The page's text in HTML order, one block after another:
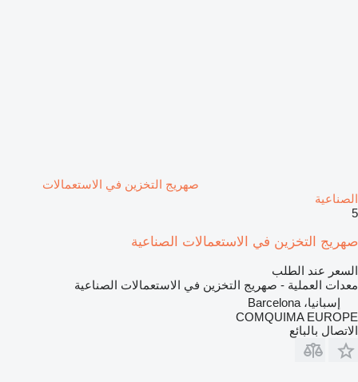
صهريج التخزين في الاستعمالات
الصناعية
5
صهريج التخزين في الاستعمالات الصناعية
السعر عند الطلب
معدات العملية - صهريج التخزين في الاستعمالات الصناعية
إسبانيا، Barcelona
COMQUIMA EUROPE
الاتصال بالبائع